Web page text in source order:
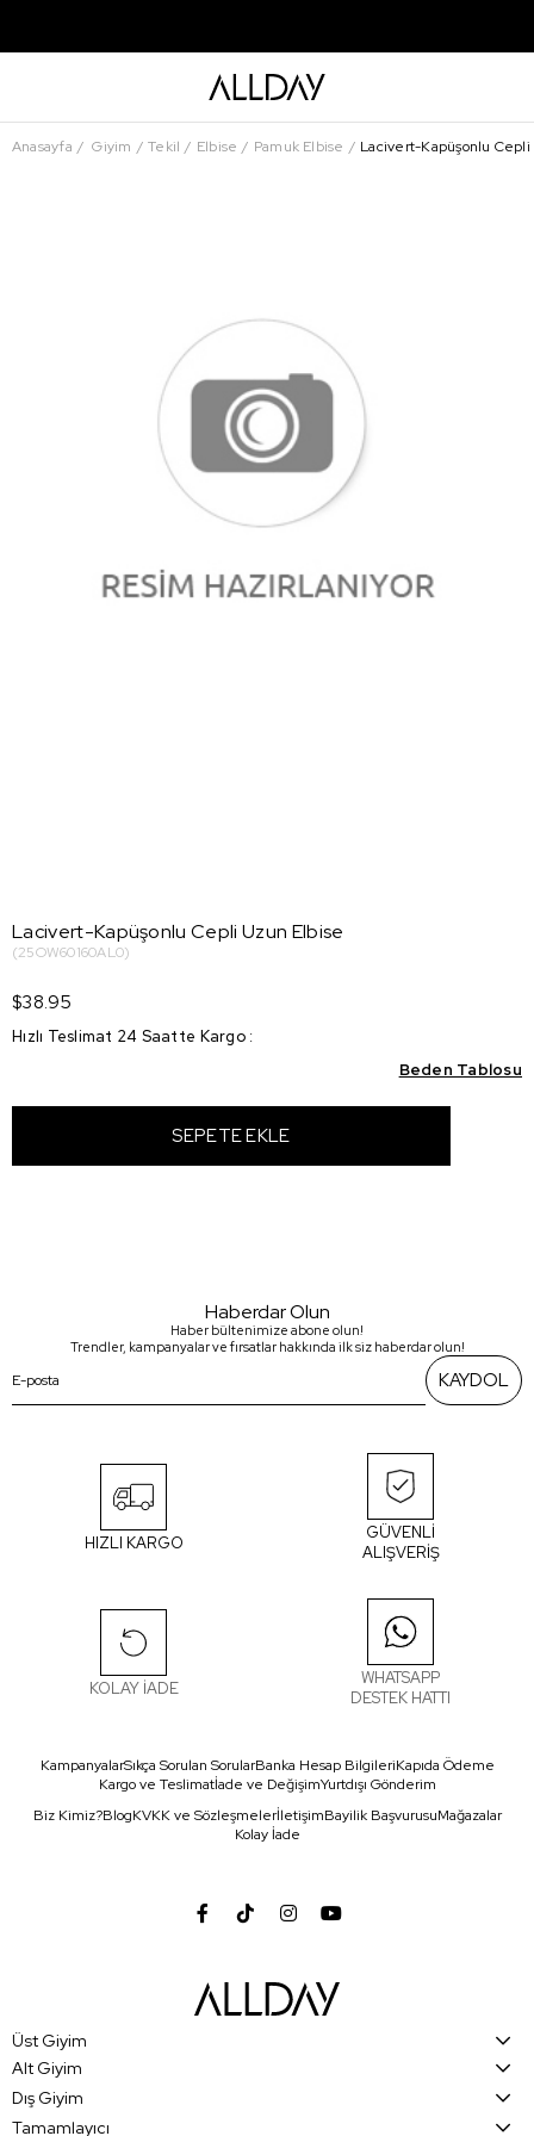
Anasayfa Giyim Tekil Elbise Pamuk Elbise Lacivert-Kapüşonlu
Lacivert-Kapüşonlu Cepli Uzun Elbise
(25OW60160AL0)
$38.95
Hızlı Teslimat 24 Saatte Kargo :
Beden Tablosu
Haberdar Olun
Haber bültenimize abone olun!
Trendler, kampanyalar ve fırsatlar hakkında ilk siz haberdar olun!
KAYDOL
HIZLI KARGO
GÜVENLİ
ALIŞVERİŞ
KOLAY İADE
WHATSAPP
DESTEK HATTI
KampanyalarSıkça Sorulan SorularBanka Hesap BilgileriKapıda Ödeme
Kargo ve Teslimatİade ve DeğişimYurtdışı Gönderim
Biz Kimiz?BlogKVKK ve SözleşmelerİletişimBayilik BaşvurusuMağazalar
Kolay İade
Üst Giyim
Alt Giyim
Dış Giyim
Tamamlayıcı